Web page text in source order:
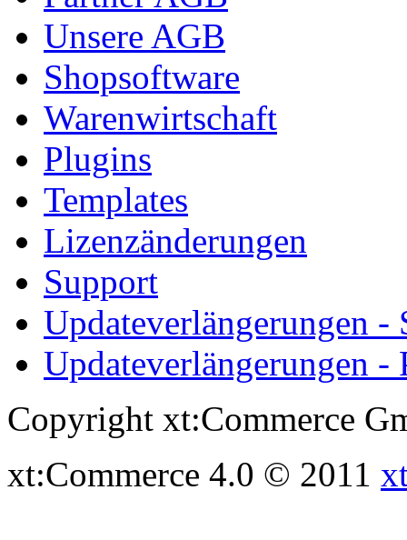
Unsere AGB
Shopsoftware
Warenwirtschaft
Plugins
Templates
Lizenzänderungen
Support
Updateverlängerungen -
Updateverlängerungen -
Copyright xt:Commerce
xt:Commerce 4.0 © 2011